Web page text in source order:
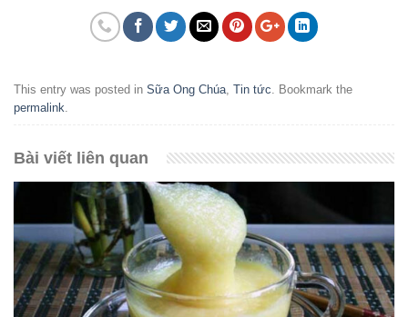
This entry was posted in Sữa Ong Chúa, Tin tức. Bookmark the
permalink.
Bài viết liên quan